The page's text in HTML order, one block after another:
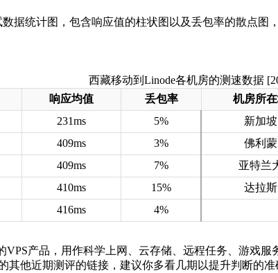
西藏移动到Linode各机房的测速数据
响应均值 丢包率 机房所
231ms 5% 新加坡
409ms 3% 佛利蒙
409ms 7% 亚特兰
410ms 15% 达拉斯
416ms 4%
VPS产品，用作科学上网、云存储、远程任务、游戏
其他近期测评的链接，建议你多看几期以提升判断的